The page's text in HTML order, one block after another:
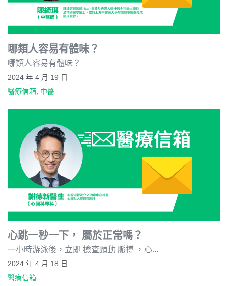
哪類人容易有體味？
哪類人容易有體味？
2024 年 4 月 19 日
醫療信箱
中醫
心跳一秒一下， 屬於正常嗎？
一小時游泳後，立即 檢查頸動 脈搏 ，心...
2024 年 4 月 18 日
醫療信箱